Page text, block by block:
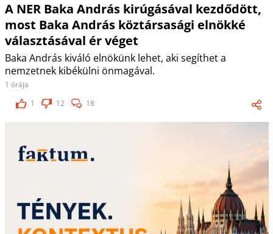
A NER Baka András kirúgásával kezdődött,
most Baka András köztársasági elnökké
választásával ér véget
Baka András kiváló elnökünk lehet, aki segíthet a
nemzetnek kibékülni önmagával.
1 órája
1
12 18